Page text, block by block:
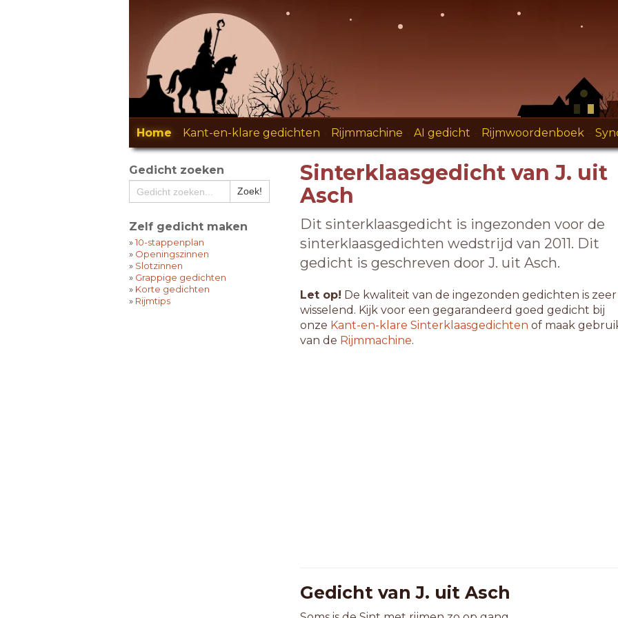
Home Kant-en-klare gedichten Rijmmachine AI gedicht Rijmwoordenboek
Gedicht zoeken
Zelf gedicht maken
»10-stappenplan
» Openingszinnen
» Slotzinnen
» Grappige gedichten
» Korte gedichten
» Rijmtips
Sinterklaasgedicht van J. uit
Asch
Dit sinterklaasgedicht is ingezonden voor de
sinterklaasgedichten wedstrijd van 2011. Dit
gedicht is geschreven door J. uit Asch.
Let op! De kwaliteit van de ingezonden gedichten is zeer
wisselend. Kijk voor een gegarandeerd goed gedicht bij
onze Kant-en-klare Sinterklaasgedichten of maak
van de Rijmmachine.
Gedicht van J. uit Asch